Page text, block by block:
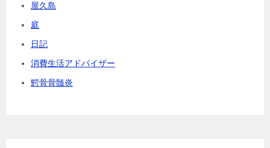
屋久島
庭
日記
消費生活アドバイザー
鰐骨骨髄炎